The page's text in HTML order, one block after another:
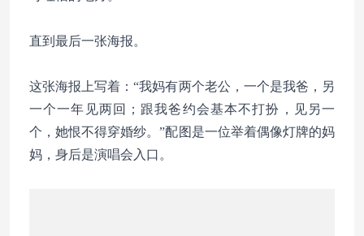
直到最后一张海报。
这张海报上写着：“我妈有两个老公，一个是我爸，另
一个一年见两回；跟我爸约会基本不打扮，见另一
个，她恨不得穿婚纱。”配图是一位举着偶像灯牌的妈
妈，身后是演唱会入口。